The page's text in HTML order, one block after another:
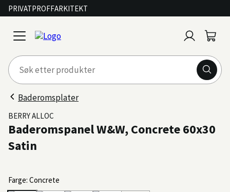
PRIVATPROFFARKITEKT
open
menu
inn
Baderomsplater
BERRY ALLOC
Baderomspanel W&W, Concrete 60x30
Satin
Farge: Concrete